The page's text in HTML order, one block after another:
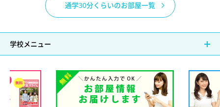
通学30分くらいのお部屋一覧
学校メニュー